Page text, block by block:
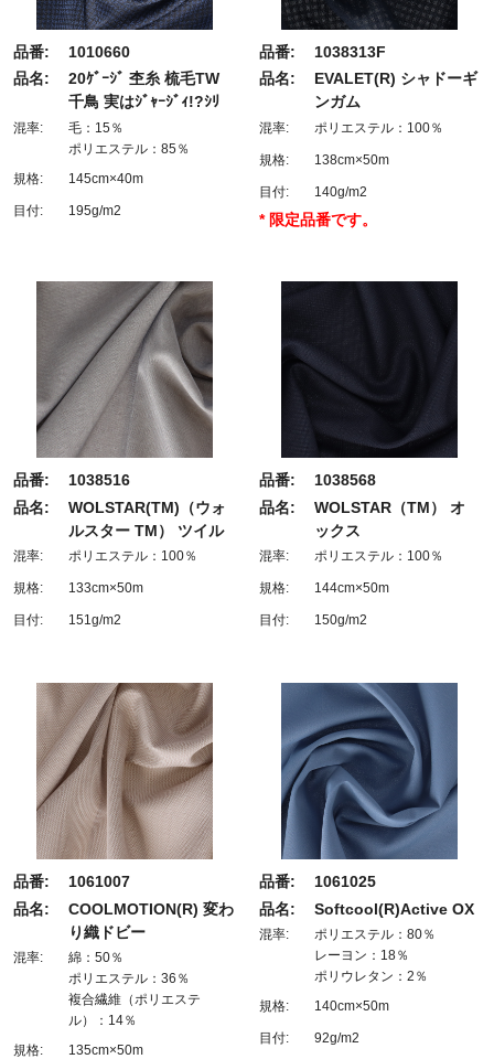
品番:
1010660
品名:
20ｹﾞｰｼﾞ 杢糸 梳毛TW
千鳥 実はｼﾞｬｰｼﾞｨ!?ｼﾘ
混率:
毛：15％
ポリエステル：85％
規格:
145cm×40m
目付: 195g/m2
品番:
1038313F
品名:
EVALET(R) シャドーギ
ンガム
混率: ポリエステル：100％
規格: 138cm×50m
目付: 140g/m2
* 限定品番です。
品番:
1038516
品名:
WOLSTAR(TM)（ウォ
ルスター TM） ツイル
混率: ポリエステル：100％
規格: 133cm×50m
目付: 151g/m2
品番:
1038568
品名:
WOLSTAR（TM） オ
ックス
混率: ポリエステル：100％
規格: 144cm×50m
目付: 150g/m2
品番:
1061007
品名:
COOLMOTION(R) 変わ
り織ドビー
混率:
綿：50％
ポリエステル：36％
複合繊維（ポリエステ
ル）：14％
規格:
135cm×50m
品番:
1061025
品名:
Softcool(R)Active OX
混率:
ポリエステル：80％
レーヨン：18％
ポリウレタン：2％
規格:
140cm×50m
目付: 92g/m2